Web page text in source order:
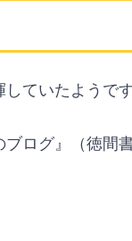
ていたようです
ログ』（徳間書